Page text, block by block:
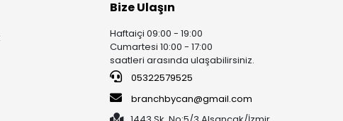
Bize Ulaşın
Haftaiçi 09:00 - 19:00
Cumartesi 10:00 - 17:00
saatleri arasında ulaşabilirsiniz.
05322579525
branchbycan@gmail.com